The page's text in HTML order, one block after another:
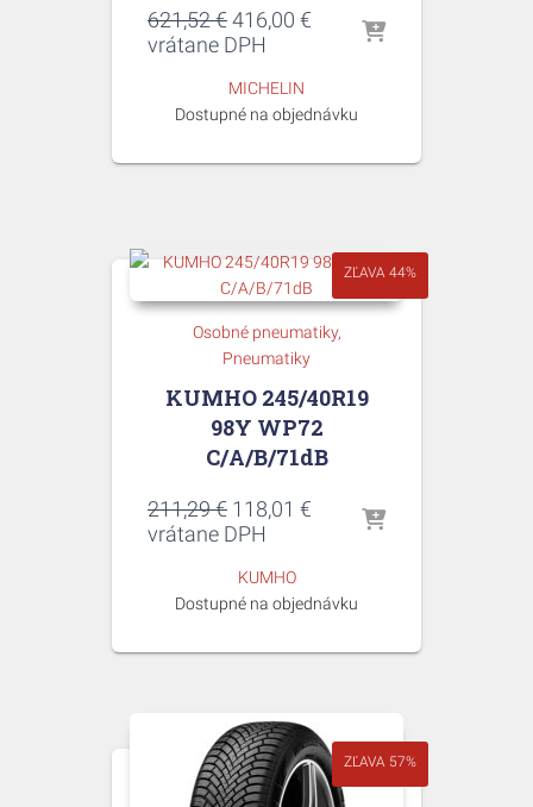
621,52€Pôvodná
cena
621,52 €.
416,00 € Aktuálna
vrátane DPH
MICHELIN
Dostupné na objednávku
ZĽAVA 44%
Osobné pneumatiky
Pneumatiky
KUMHO 245/40R19
98Y WP72
C/A/B/71dB
211,29€ Pôvodná
cena
211,29 €.
118,01 € Aktuálna
vrátane DPH
KUMHO
Dostupné na objednávku
ZĽAVA 57%